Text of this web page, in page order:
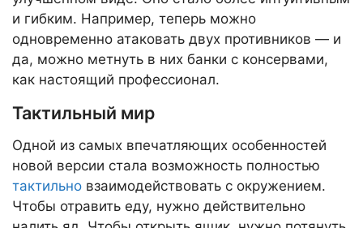
и гибким. Например, теперь можно
одновременно атаковать двух противников — и
да, можно метнуть в них банки с консервами,
как настоящий профессионал.
Тактильный мир
Одной из самых впечатляющих особенностей
новой версии стала возможность полностью
тактильно взаимодействовать с окружением.
Чтобы отравить еду, нужно действительно